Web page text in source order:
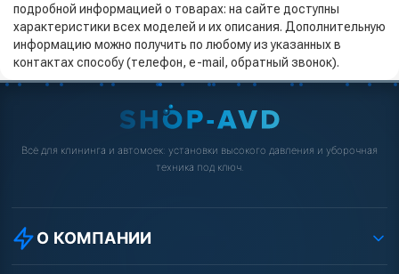
подробной информацией о товарах: на сайте доступны
характеристики всех моделей и их описания. Дополнительную
информацию можно получить по любому из указанных в
контактах способу (телефон, e-mail, обратный звонок).
Всё для клининга и автомоек: установки высокого давления и уборочная
техника под ключ.
О КОМПАНИИ
О компании